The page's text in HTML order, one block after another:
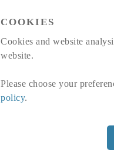
COOKIES
Cookies and website
website.
Please choose your
policy.
expand_less DIMENSIONER